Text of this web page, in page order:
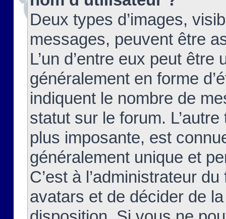
Deux types d’images,
messages, peuvent être
L’un d’entre eux peut
généralement en forme
indiquent le nombre de
statut sur le forum.
plus imposante, est
généralement unique et
C’est à l’administrateur
avatars et de décider de